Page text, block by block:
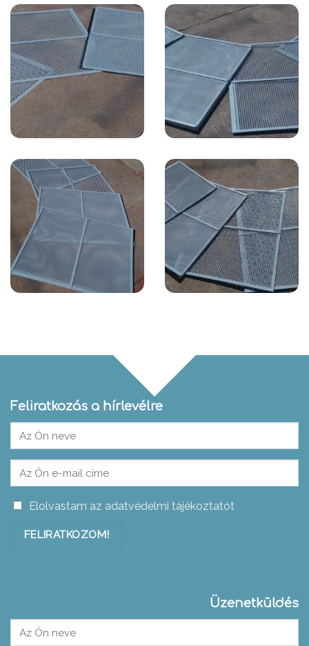
Feliratkozás a hírlevélre
Elolvastam az adatvédelmi tájékoztatót
Üzenetküldés